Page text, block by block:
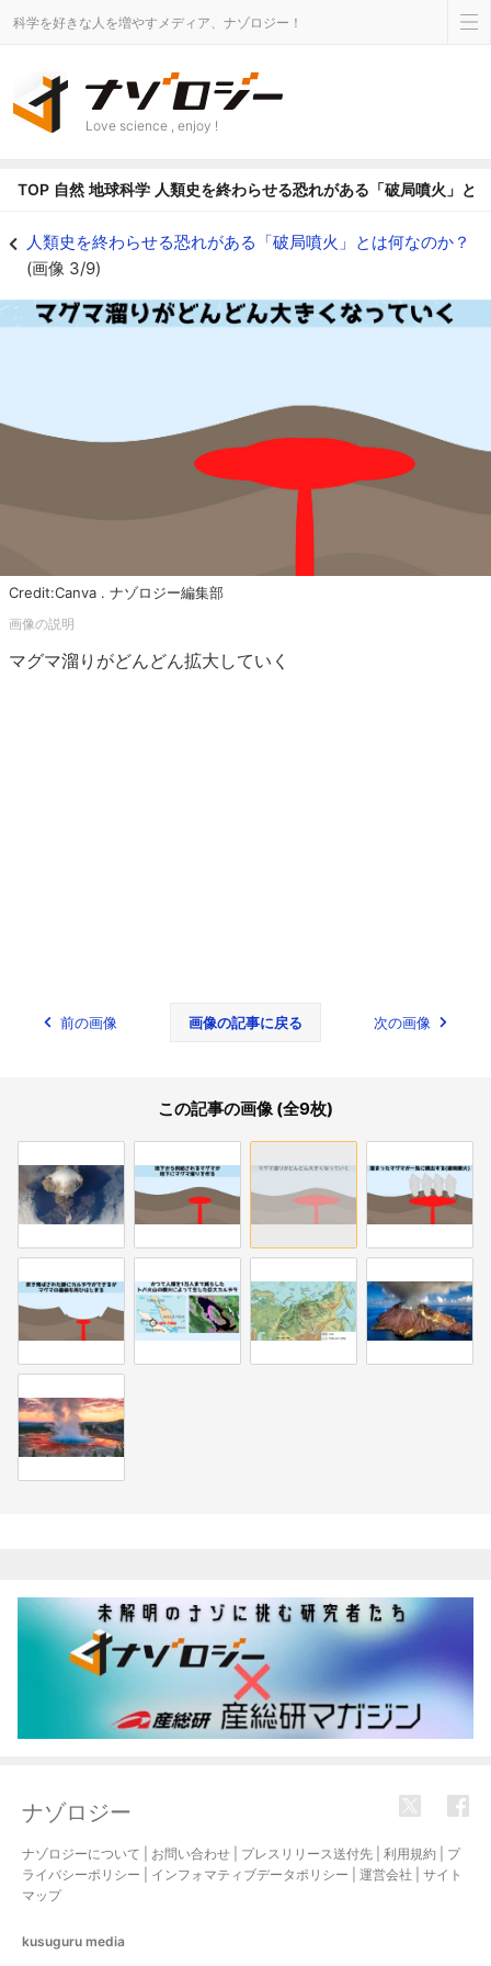
科学を好きな人を増やすメディア、ナゾロジー！
Love science , enjoy !
TOP 自然 地球科学 人類史を終わらせる恐れがある「破局噴火」と
人類史を終わらせる恐れがある「破局噴火」とは何なのか？
(画像 3/9)
Credit:Canva . ナゾロジー編集部
マグマ溜りがどんどん拡大していく
前の画像 画像の記事に戻る 次の画像
この記事の画像 (全9枚)
ナゾロジー
ナゾロジーについて お問い合わせ プレスリリース送付先 利用規約
プ
ライバシーポリシー
インフォマティブデータポリシー 運営会社
サイト
マップ
kusuguru media